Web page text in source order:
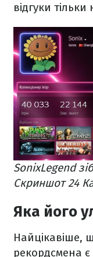
відгуки
SonixLegend
Скриншот 24
Яка його
Найцікавіше,
рекордсмена